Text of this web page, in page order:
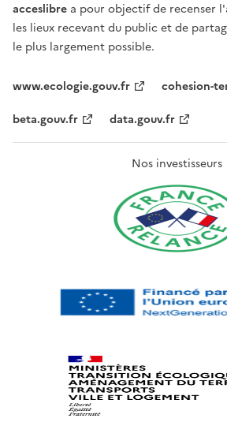
acceslibre a pour objectif de recenser
les lieux recevant du public et de
le plus largement possible.
www.ecologie.gouv.fr
cohesion-
beta.gouv.fr
data.gouv.fr
Nos investisseurs